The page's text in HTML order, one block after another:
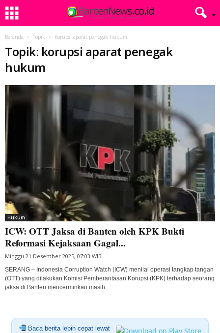
Beranda Topik Korupsi aparat penegak hukum
Topik: korupsi aparat penegak
hukum
Hukum
ICW: OTT Jaksa di Banten oleh KPK Bukti
Reformasi Kejaksaan Gagal...
Minggu 21 Desember 2025, 07:03 WIB
SERANG – Indonesia Corruption Watch (ICW) menilai operasi tangkap tangan
(OTT) yang dilakukan Komisi Pemberantasan Korupsi (KPK) terhadap seorang
jaksa di Banten mencerminkan masih...
Baca berita lebih cepat lewat